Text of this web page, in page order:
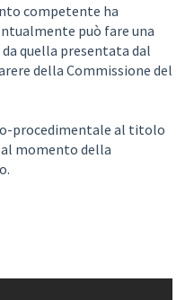
competente ha
può fare una
quella presentata dal
della Commissione del
procedimentale al titolo
momento della